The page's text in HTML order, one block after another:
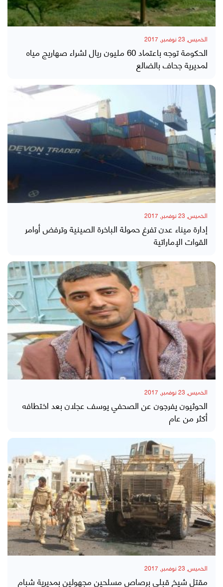
الخميس, 23 نوفمبر, 2017
الحكومة توجه باعتماد 60 مليون ريال لشراء صهاريج مياه
لمديرية جحاف بالضالع
الخميس, 23 نوفمبر, 2017
إدارة ميناء عدن تفرغ حمولة الباخرة الصينية وترفض أوامر
القوات الإماراتية
الخميس, 23 نوفمبر, 2017
الحوثيون يفرجون عن الصحفي يوسف عجلان بعد اختطافه
أكثر من عام
الخميس, 23 نوفمبر, 2017
مقتل شيخ قبلي برصاص مسلحين مجهولين بمديرية شبام